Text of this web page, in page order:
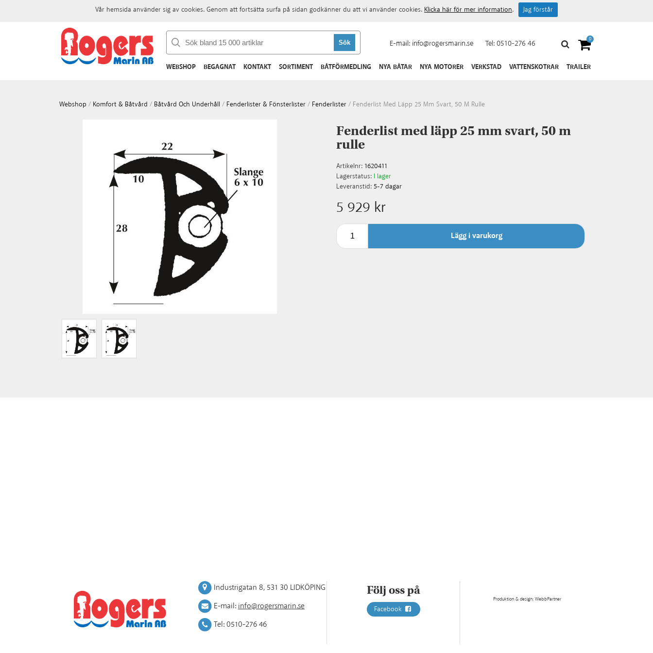
E-mail: info@rogersmarin.se Tel:0510-276 46 0
WEBSHOP BEGAGNAT KONTAKT SORTIMENT BÅTFÖRMEDLING NYA BÅTAR NYA MOTORER VERKSTAD VATTENSKOTRAR TRAILER
Webshop / Komfort & Båtvård / Båtvård Och Underhåll / Fenderlister & Fönsterlister / Fenderlister / Fenderlist Med Läpp 25 Mm Svart, 50 M Rulle
Fenderlist med läpp 25 mm svart, 50 m
rulle
Artikelnr: 1620411
Lagerstatus: I lager
Leveranstid: 5-7 dagar
5 929 kr
Lägg i varukorg
Industrigatan 8, 531 30 LIDKÖPING
E-mail:info@rogersmarin.se
Tel:0510-276 46
Följ oss på
Facebook
Produktion & design: WebbPartner
Vår hemsida använder sig av cookies. Genom att fortsätta surfa på sidan godkänner du att vi använder cookies. Klicka här för mer information. Jag förstår